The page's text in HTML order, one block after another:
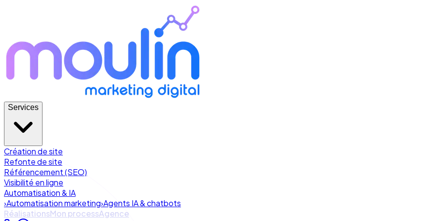
Services
Création de site
Refonte de site
Référencement (SEO)
Visibilité en ligne
Automatisation & IA
›Automatisation marketing›Agents IA & chatbots
RéalisationsMon processAgence